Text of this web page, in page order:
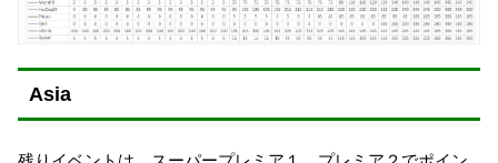
Asia